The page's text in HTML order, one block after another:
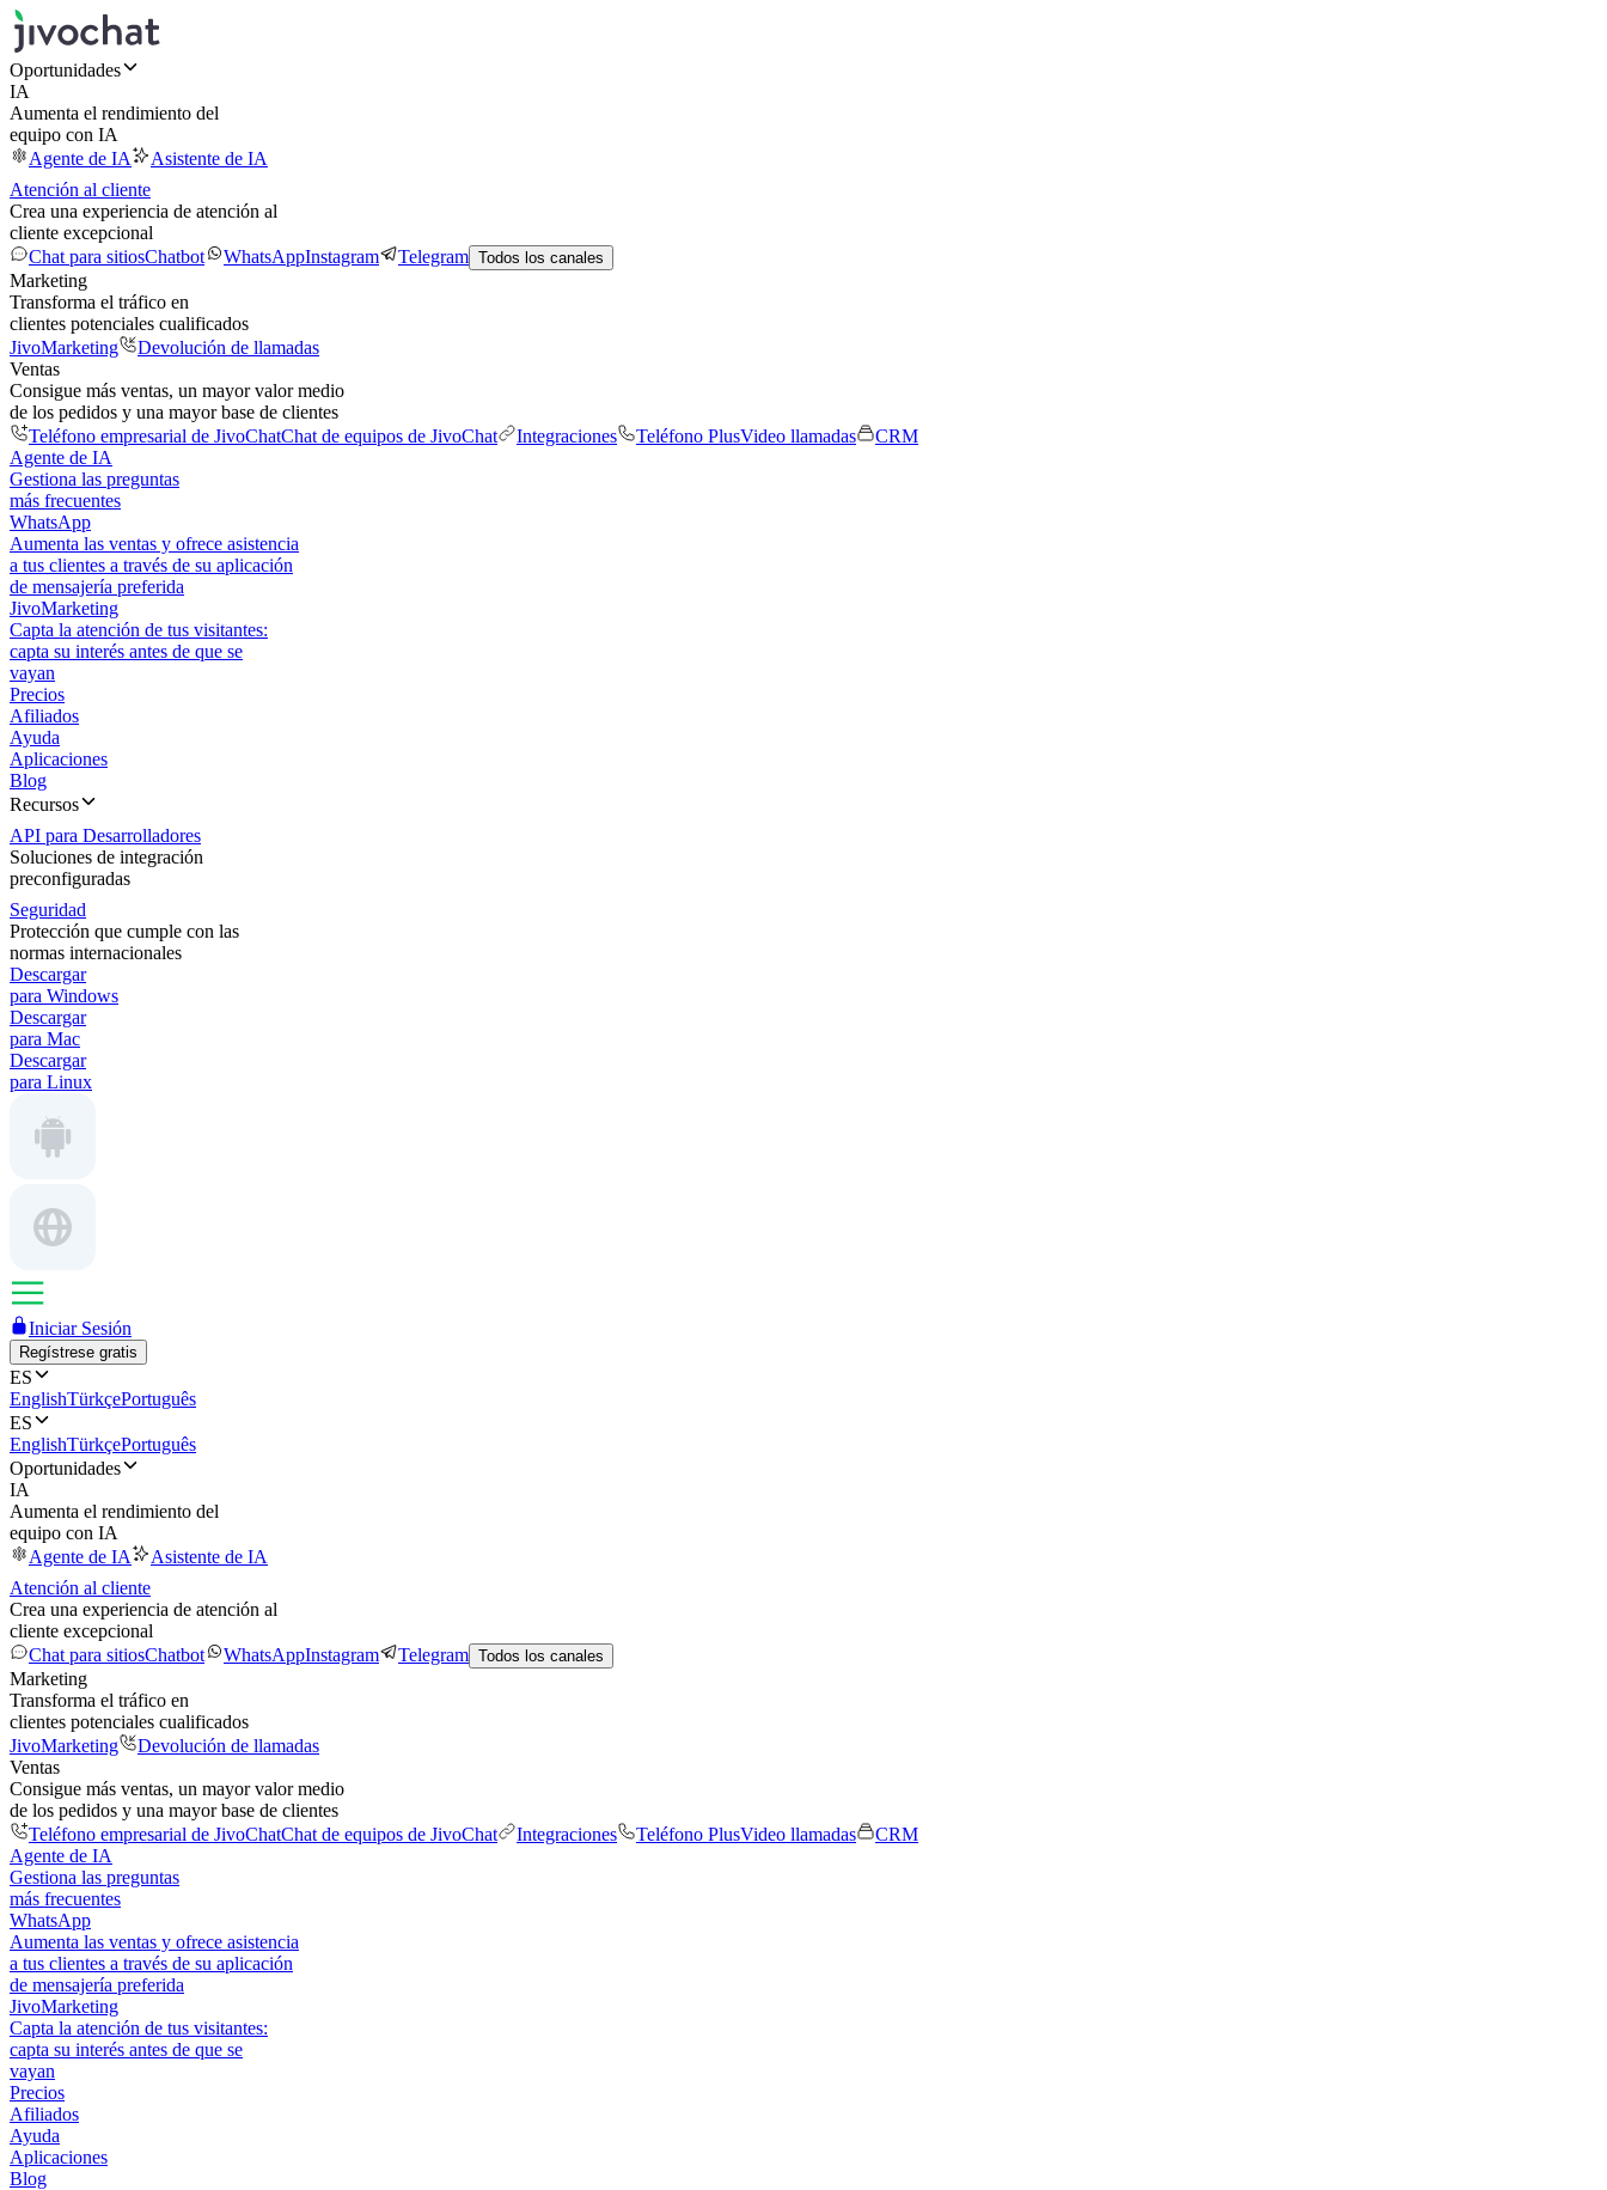
Oportunidades
IA
Aumenta el rendimiento del
equipo con IA
Agente de IA
Asistente de IA
Atención al cliente
Crea una experiencia de atención al
cliente excepcional
Chat para sitiosChatbot WhatsAppInstagram Telegram Todos los canales
Marketing
Transforma el tráfico en
clientes potenciales cualificados
JivoMarketing
Devolución de llamadas
Ventas
Consigue más ventas, un mayor valor medio
de los pedidos y una mayor base de clientes
Teléfono empresarial de JivoChatChat de equipos de JivoChat Integraciones Teléfono PlusVideo llamadas
CRM
Agente de IA
Gestiona las preguntas
más frecuentes
WhatsApp
Aumenta las ventas y ofrece asistencia
a tus clientes a través de su aplicación
de mensajería preferida
JivoMarketing
Capta la atención de tus visitantes:
capta su interés antes de que se
vayan
Precios
Afiliados
Ayuda
Aplicaciones
Blog
Recursos
API para Desarrolladores
Soluciones de integración
preconfiguradas
Seguridad
Protección que cumple con las
normas internacionales
Descargar
para Windows
Descargar
para Mac
Descargar
para Linux
Iniciar Sesión
Regístrese gratis
ES
EnglishTürkçePortuguês
ES
EnglishTürkçePortuguês
Oportunidades
IA
Aumenta el rendimiento del
equipo con IA
Agente de IA
Asistente de IA
Atención al cliente
Crea una experiencia de atención al
cliente excepcional
Chat para sitiosChatbot WhatsAppInstagram Telegram Todos los canales
Marketing
Transforma el tráfico en
clientes potenciales cualificados
JivoMarketing
Devolución de llamadas
Ventas
Consigue más ventas, un mayor valor medio
de los pedidos y una mayor base de clientes
Teléfono empresarial de JivoChatChat de equipos de JivoChat Integraciones Teléfono PlusVideo llamadas
CRM
Agente de IA
Gestiona las preguntas
más frecuentes
WhatsApp
Aumenta las ventas y ofrece asistencia
a tus clientes a través de su aplicación
de mensajería preferida
JivoMarketing
Capta la atención de tus visitantes:
capta su interés antes de que se
vayan
Precios
Afiliados
Ayuda
Aplicaciones
Blog